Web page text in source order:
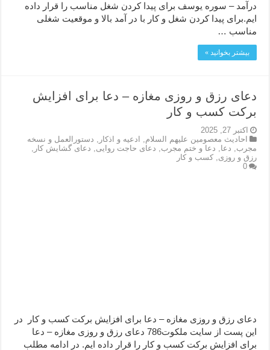
درآمد – سوره یوسف برای پیدا کردن شغل مناسب را قرار داده
ایم.برای پیدا کردن شغل و کار با در آمد بالا و موقعیت شغلی
مناسب …
بیشتر بخوانید »
دعای رزق و روزی مغازه – دعا برای افزایش
برکت کسب و کار
اکتبر 27, 2025
احاديث معصومين عليهم السلام, ادعيه و اذكار , دستورالعمل و نسخه
مجرب, دعا, دعا و ختم مجرب, دعای حاجت روایی, دعای گشایش کار ,
رزق و روزی,کسب و کار
0
دعای رزق و روزی مغازه – دعا برای افزایش برکت کسب و کار در
این پست از سایت ملکوت786 دعای رزق و روزی مغازه – دعا
برای افزایش برکت کسب و کار را قرار داده ایم. در ادامه مطلب